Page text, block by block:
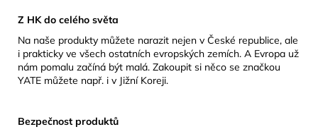
Z HK do celého světa
Na naše produkty můžete narazit nejen v České republice, ale
i prakticky ve všech ostatních evropských zemích. A Evropa už
nám pomalu začíná být malá. Zakoupit si něco se značkou
YATE můžete např. i v Jižní Koreji.
Bezpečnost produktů